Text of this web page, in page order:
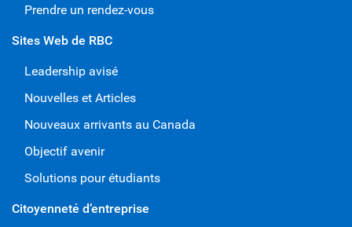
Citoyenneté d’entreprise
Sites Web de RBC
Leadership avisé
Nouvelles et Articles
Nouveaux arrivants au Canada
Objectif avenir
Solutions pour étudiants
Prendre un rendez-vous